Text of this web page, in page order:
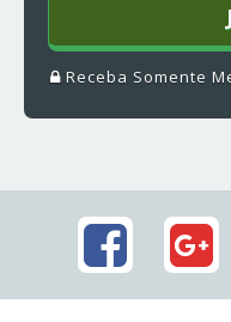
Receba Somente